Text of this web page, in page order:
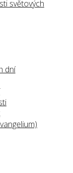
světových
dní